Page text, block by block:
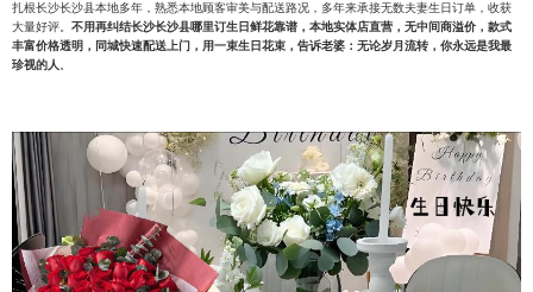
扎根长沙长沙县本地多年，熟悉本地顾客审美与配送路况，多年来承接无数夫妻生日订单，收获
大量好评。 不用再纠结长沙长沙县哪里订生日鲜花靠谱，本地实体店直营，无中间商溢价，款式
丰富价格透明，同城快速配送上门，用一束生日花束，告诉老婆：无论岁月流转，你永远是我最
珍视的人